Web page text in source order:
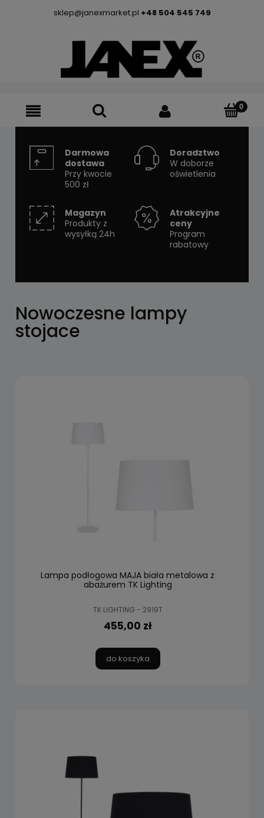
sklep@janexmarket.pl +48 504 545 749
Darmowa
dostawa
Przy kwocie
500 zł
Doradztwo
W doborze
oświetlenia
Magazyn
Produkty z
wysyłką 24h
Atrakcyjne
ceny
Program
rabatowy
Nowoczesne lampy
stojace
Lampa podłogowa MAJA biała metalowa z
abażurem TK Lighting
TK LIGHTING - 2919T
455,00 zł
do koszyka